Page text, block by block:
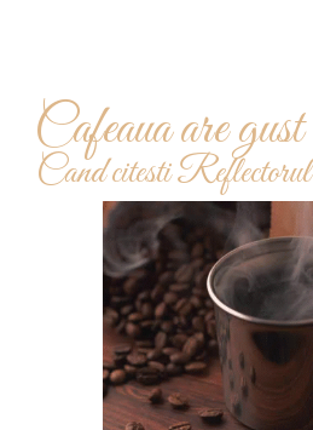
Cafeaua are gust
Cand citesti Reflectorul